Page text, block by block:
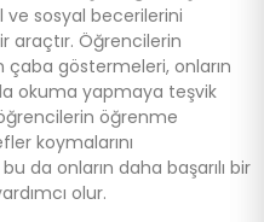
sosyal becerilerini
araçtır. Öğrencilerin
göstermeleri, onların
okuma yapmaya teşvik
öğrenme
koymalarını
da onların daha başarılı bir
olur.